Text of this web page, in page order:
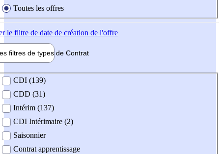
Toutes les offres
le filtre de date de création de l'offre
filtres de types de Contrat
contrat
CDI (139)
CDD (31)
Intérim (137)
CDI Intérimaire (2)
Saisonnier
Contrat apprentissage